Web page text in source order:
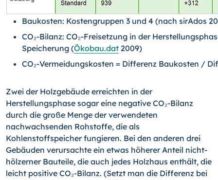
Baukosten: Kostengruppen 3 und 4 (nach sirAdos
CO₂-Bilanz: CO₂-Freisetzung in der
Speicherung (Ökobau.dat 2009)
CO₂-Vermeidungskosten = Differenz Baukosten /
Zwei der Holzgebäude erreichten in der
Herstellungsphase sogar eine negative CO₂-Bilanz
durch die große Menge der verwendeten
nachwachsenden Rohstoffe, die als
Kohlenstoffspeicher fungieren. Bei den anderen drei
Gebäuden verursachte ein etwas höherer Anteil nicht-
hölzerner Bauteile, die auch jedes Holzhaus enthält, die
leicht positive CO₂-Bilanz. (Setzt man die Differenz bei